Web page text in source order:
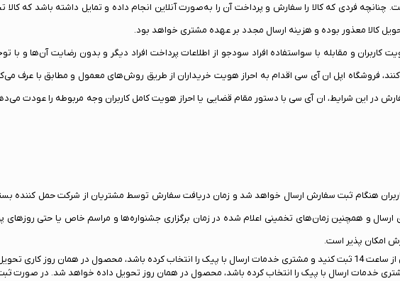
چنانچه فردی که کالا را سفارش و پرداخت آن را به‌صورت آنلاین انجام داده و تمایل داشته باشد که کالا
کالا معذور بوده و هزینه ارسال مجدد بر عهده مشتری خواهد بود.
و مقابله با سواستفاده افراد سودجو از اطلاعات پرداخت افراد دیگر و بدون رضایت آن‌ها و با
فروشگاه اپل ان آی سی اقدام به احراز هویت خریداران از طریق روش‌های معمول و مطابق با عرف
این شرایط، ان آی سی با دستور مقام قضایی یا احراز هویت کامل کاربران وجه مربوطه را عودت
هنگام ثبت سفارش ارسال خواهد شد و زمان دریافت سفارش توسط مشتریان از شرکت حمل کننده
و همچنین زمان‌های تخمینی اعلام شده در زمان برگزاری جشنواره‌ها و مراسم خاص یا حتی روزهای
امکان پذیر است.
جهت استفاده از شیوه ارسال با پیک، باید سفارش خود را نهایتا تا پیش از ساعت 14 ثبت کنید و مشتری خدمات ارسال با پیک را انتخاب کرده باشد،
که تا پیش از ساعت 13 به ثبت برسند و مشتری خدمات ارسال با پیک را انتخاب کرده باشد، محصول در همان روز تحویل داده خواهد